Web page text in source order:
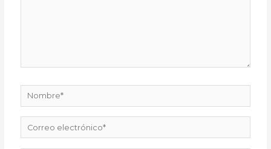
Nombre*
Correo
electrónico*